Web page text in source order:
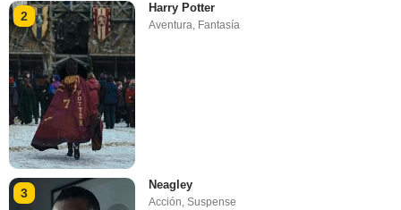
2
Harry Potter
Aventura, Fantasía
3
Neagley
Acción,Suspense